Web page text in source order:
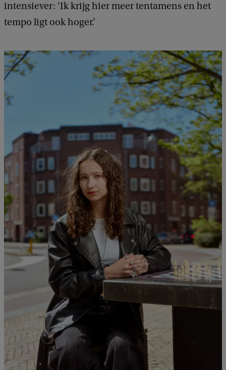
intensiever: ‘Ik krijg hier meer tentamens en het
tempo ligt ook hoger.’